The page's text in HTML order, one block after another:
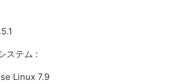
ステム :
Linux 7.9